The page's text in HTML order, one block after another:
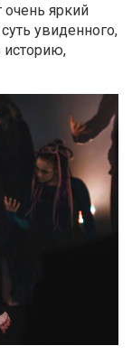
яркий
увиденного,
историю,